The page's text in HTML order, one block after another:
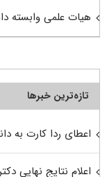
هیات علمی وابسته
تازه‌ترین خبرها
اعطای ردا کارت به
اعلام نتایج نهایی